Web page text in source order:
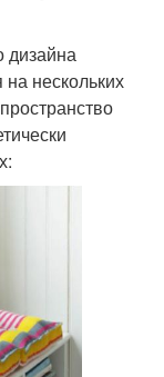
дизайна
нескольких